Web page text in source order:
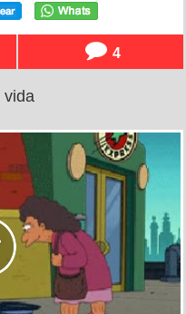
4
vida